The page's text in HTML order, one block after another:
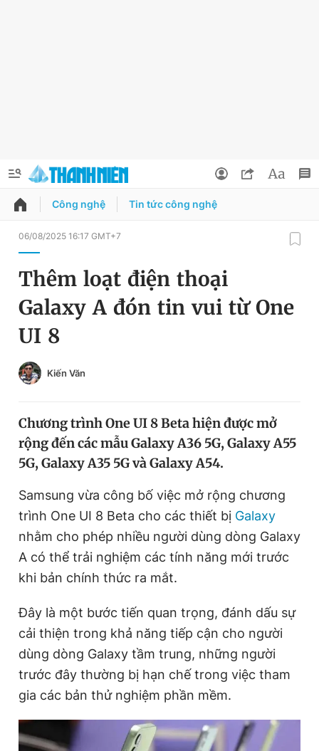
QUẢNG CÁO ĐẶT BÁO
Chuyên mục
Chuyên mục khác
Chào ngày mới
Video Magazine
Sản phẩm khác
Tiện ích Bạn cần biết
Thông tin tòa soạn Liên hệ quảng cáo
Đọc Thanh Niên trên điện thoại
Đổi mật khẩu
Tin đã lưu
Công nghệ Tin tức công nghệ
06/08/2025 16:17 GMT+7
Thêm loạt điện thoại
Galaxy A đón tin vui từ One
UI 8
Kiến Văn
Chương trình One UI 8 Beta hiện được mở
rộng đến các mẫu Galaxy A36 5G, Galaxy A55
5G, Galaxy A35 5G và Galaxy A54.
Samsung vừa công bố việc mở rộng chương
trình One UI 8 Beta cho các thiết bị Galaxy
nhằm cho phép nhiều người dùng dòng Galaxy
A có thể trải nghiệm các tính năng mới trước
khi bản chính thức ra mắt.
Đây là một bước tiến quan trọng, đánh dấu sự
cải thiện trong khả năng tiếp cận cho người
dùng dòng Galaxy tầm trung, những người
trước đây thường bị hạn chế trong việc tham
gia các bản thử nghiệm phần mềm.